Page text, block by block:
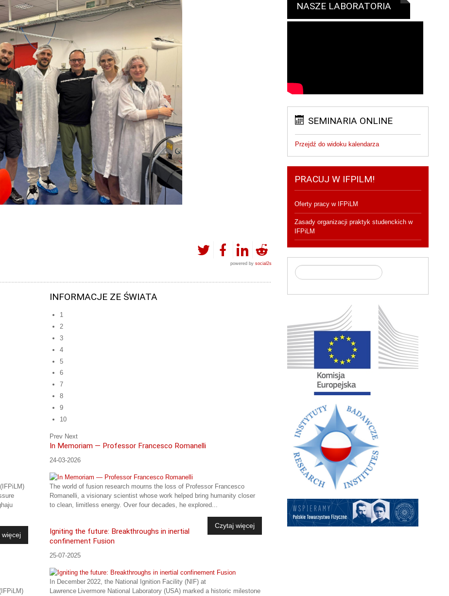
powered by social2s
więcej
INFORMACJE ZE ŚWIATA
1
2
3
4
5
6
7
8
9
10
Prev Next
In Memoriam — Professor Francesco Romanelli
24-03-2026
The world of fusion research mourns the loss of Professor Francesco
Romanelli, a visionary scientist whose work helped bring humanity closer
to clean, limitless energy. Over four decades, he explored...
Czytaj więcej
Igniting the future: Breakthroughs in inertial
confinement Fusion
25-07-2025
In December 2022, the National Ignition Facility (NIF) at
Lawrence Livermore National Laboratory (USA) marked a historic milestone
NASZE LABORATORIA
SEMINARIA ONLINE
Przejdź do widoku kalendarza
PRACUJ W IFPILM!
Oferty pracy w IFPiLM
Zasady organizacji praktyk studenckich w
IFPiLM